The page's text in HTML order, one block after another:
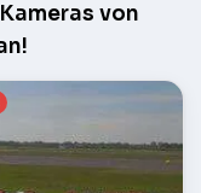
von